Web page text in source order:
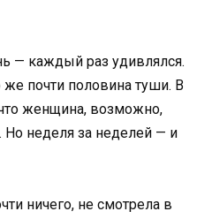
— каждый раз удивлялся.
почти половина туши. В
женщина, возможно,
неделя за неделей — и
ничего, не смотрела в